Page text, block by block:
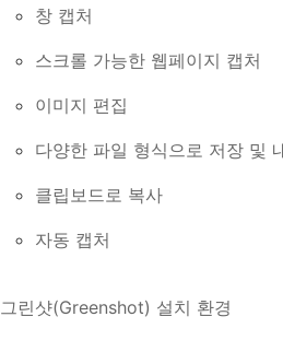
창 캡처
스크롤 가능한 웹페이지 캡처
이미지 편집
다양한 파일 형식으로 저장 및
클립보드로 복사
자동 캡처
그린샷(Greenshot) 설치 환경